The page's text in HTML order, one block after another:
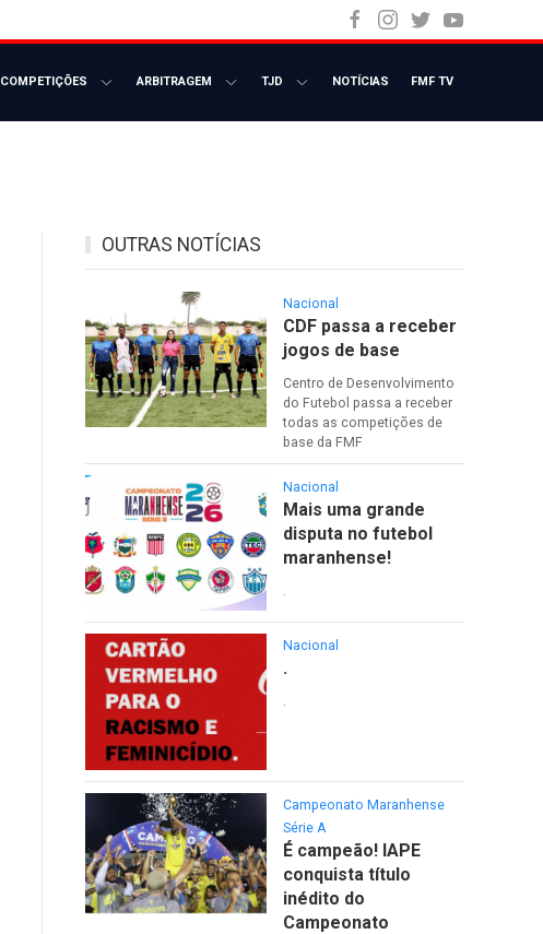
COMPETIÇÕES ARBITRAGEM TJD NOTÍCIAS FMF TV
OUTRAS NOTÍCIAS
Nacional
CDF passa a receber
jogos de base
Centro de Desenvolvimento
do Futebol passa a receber
todas as competições de
base da FMF
Nacional
Mais uma grande
disputa no futebol
maranhense!
.
Nacional
.
.
Campeonato Maranhense
Série A
É campeão! IAPE
conquista título
inédito do
Campeonato